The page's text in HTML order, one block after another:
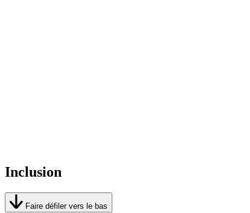
Inclusion
Faire défiler vers le bas